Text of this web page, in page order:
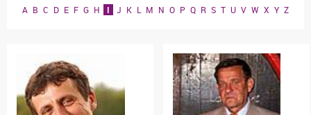
A B C D E F G H I J K L M N O P Q R S T U V W X Y Z